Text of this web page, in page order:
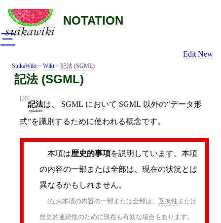
NOTATION
Edit New
SuikaWiki > Wiki > 記法 (SGML)
記法 (SGML)
[20]
記法
notation
は、 SGML において SGML 以外の“データ形
式”を識別するために使われる概念です。
本項は歴史的事項を説明しています。本項
の内容の一部または全部は、現在の状況とは
異なるかもしれません。
(なお本項の内容の一部または全部は、 互換性 または
歴史的連続性のために現在も有効な場合もあります。
三